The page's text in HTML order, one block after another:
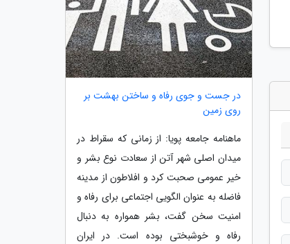
در جست و جوی رفاه و ساختن بهشت بر
روی زمین
ماهنامه جامعه پویا: از زمانی که سقراط در
میدان اصلی شهر آتن از سعادت نوع بشر و
خیر عمومی صحبت کرد و افلاطون از مدینه
فاضله به عنوان الگویی اجتماعی برای رفاه و
امنیت سخن گفت، بشر همواره به دنبال
رفاه و خوشبختی بوده است. در ایران